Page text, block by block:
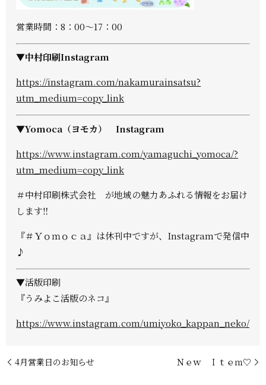
営業時間：8：00～17：00
▼中村印刷Instagram
https://instagram.com/nakamurainsatsu?
utm_medium=copy_link
▼Yomoca（ヨモカ） Instagram
https://www.instagram.com/yamaguchi_yomoca/?
utm_medium=copy_link
＃中村印刷株式会社 が地域の魅力あふれる情報をお届け
します‼
『＃Ｙｏｍｏｃａ』は休刊中ですが、Instagramで発信中
♪
▼活版印刷
『うみよこ活版のネコ』
https://www.instagram.com/umiyoko_kappan_neko/
4月営業日のお知らせ Ｎｅｗ Ｉｔｅｍ♡